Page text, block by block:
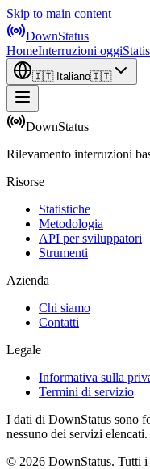
Skip to main content
DownStatus
HomeInterruzioni oggi
🇮🇹 Italiano🇮🇹
DownStatus
Rilevamento interruzioni
Risorse
Statistiche
Metodologia
API per sviluppatori
Strumenti
Azienda
Chi siamo
Contatti
Legale
Informativa sulla
Termini di servizio
I dati di DownStatus sono
nessuno dei servizi elencati.
© 2026 DownStatus. Tutti